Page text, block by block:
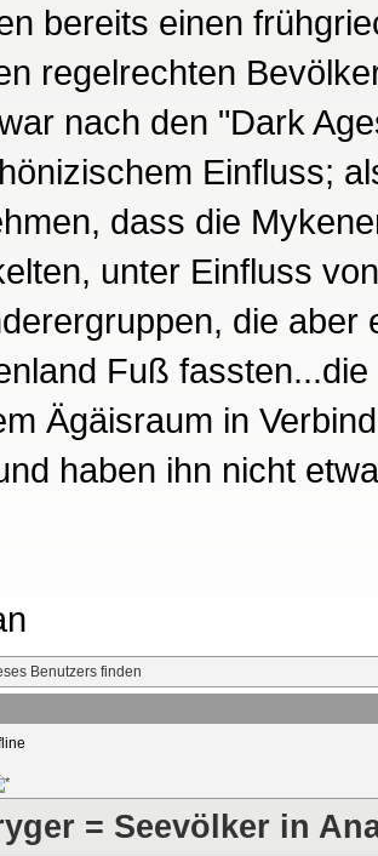
bereits einen
regelrechten
nach den "Dark
Einfluss;
dass die
unter Einfluss
die
Fuß
Ägäisraum in
haben ihn nicht
= Seevölker in